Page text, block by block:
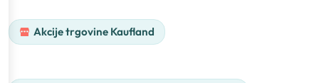
Akcije trgovine Kaufland